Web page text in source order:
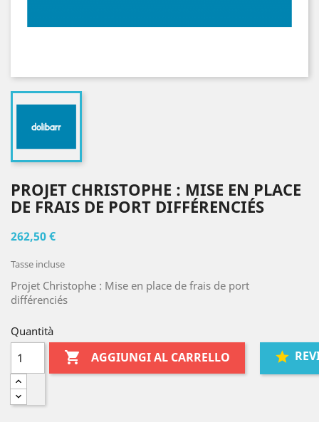
PROJET CHRISTOPHE : MISE EN PLACE
DE FRAIS DE PORT DIFFÉRENCIÉS
262,50 €
Tasse incluse
Projet Christophe : Mise en place de frais de port
différenciés
Quantità
 AGGIUNGI AL CARRELLO